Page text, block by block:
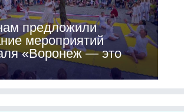
предложили
мероприятий
«Воронеж — это